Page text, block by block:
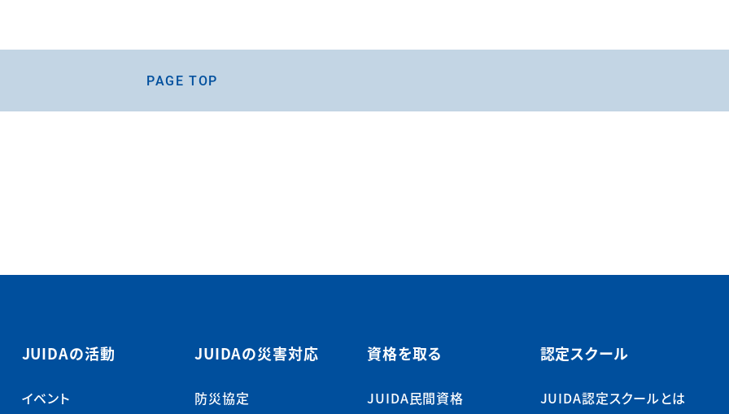
PAGE TOP
JUIDAの活動
イベント
JUIDAの災害対応
防災協定
資格を取る
JUIDA民間資格
認定スクール
JUIDA認定スクールとは